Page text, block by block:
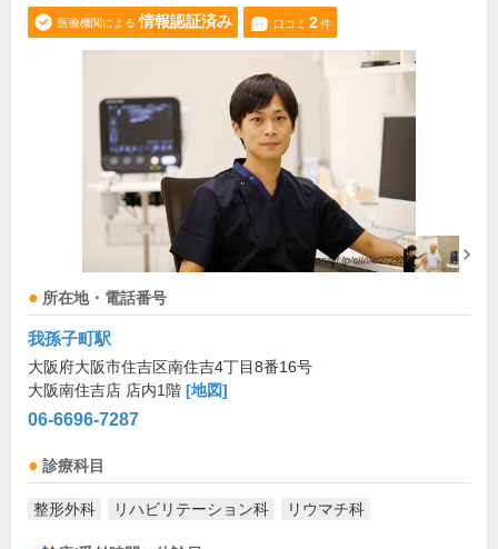
医療機関による 情報認証済み 口コミ 2件
所在地・電話番号
我孫子町駅
大阪府大阪市住吉区南住吉4丁目8番16号
大阪南住吉店 店内1階 [地図]
06-6696-7287
診療科目
整形外科 リハビリテーション科 リウマチ科